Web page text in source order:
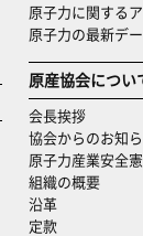
原子力に関する
原子力の最新デ
原産協会につい
会長挨拶
協会からのお知
原子力産業安全
組織の概要
沿革
定款